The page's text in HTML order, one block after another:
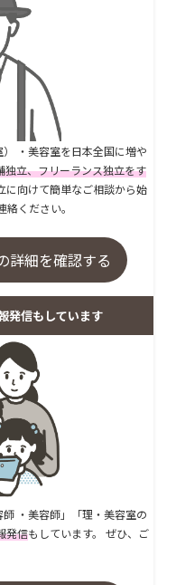
・美容室を日本全国に増や
独立、フリーランス独立をす
に向けて簡単なご相談から始
ください。
詳細を確認する
発信もしています
・美容師」「理・美容室の
発信もしています。 ぜひ、ご